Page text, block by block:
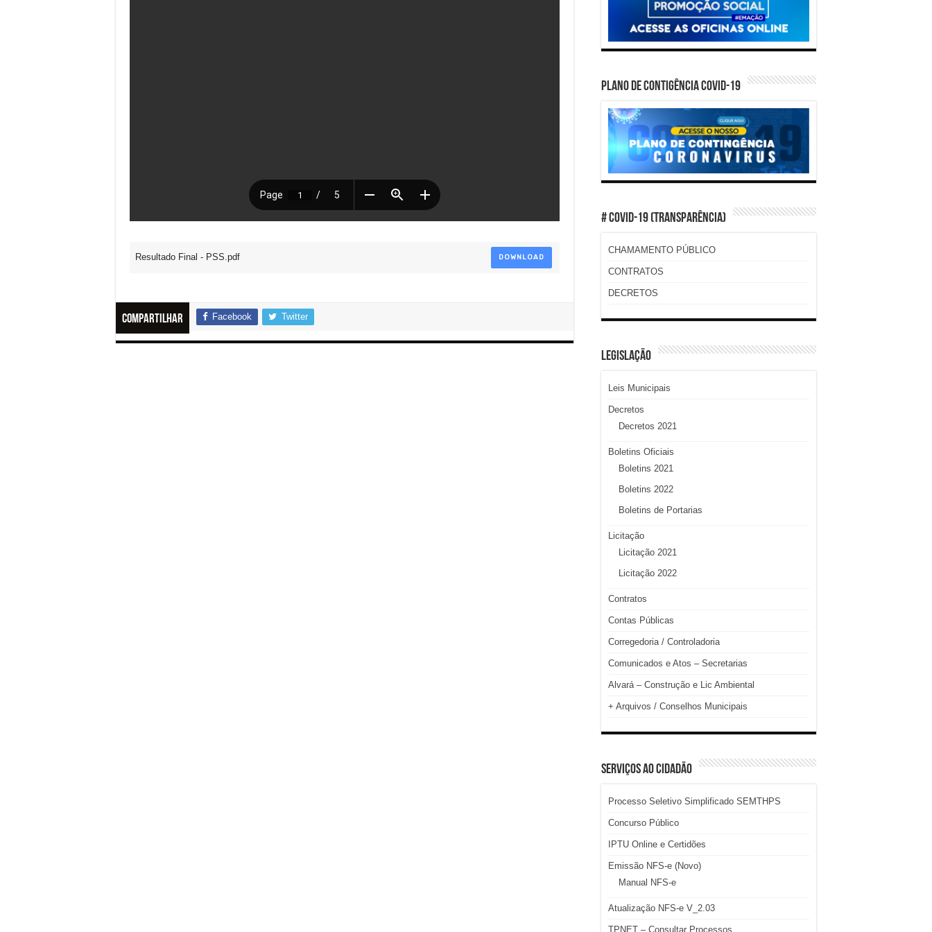
Resultado Final - PSS.pdf DOWNLOAD
Compartilhar Facebook Twitter
PLANO DE CONTIGÊNCIA COVID-19
# COVID-19 (TRANSPARÊNCIA)
CHAMAMENTO PÚBLICO
CONTRATOS
DECRETOS
LEGISLAÇÃO
Leis Municipais
Decretos
Decretos 2021
Boletins Oficiais
Boletins 2021
Boletins 2022
Boletins de Portarias
Licitação
Licitação 2021
Licitação 2022
Contratos
Contas Públicas
Corregedoria / Controladoria
Comunicados e Atos – Secretarias
Alvará – Construção e Lic Ambiental
+ Arquivos / Conselhos Municipais
SERVIÇOS AO CIDADÃO
Processo Seletivo Simplificado SEMTHPS
Concurso Público
IPTU Online e Certidões
Emissão NFS-e (Novo)
Manual NFS-e
Atualização NFS-e V_2.03
TPNET – Consultar Processos